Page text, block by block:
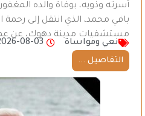
أسرته وذويه، بوفاة والده
بافي محمد، الذي انتقل إلى رحمة
مستشفيات مدينة دهوك، عن
نعي ومواساة
08-03
التفاصيل ...